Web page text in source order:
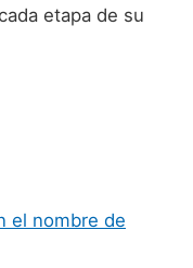
etapa de su
el nombre de